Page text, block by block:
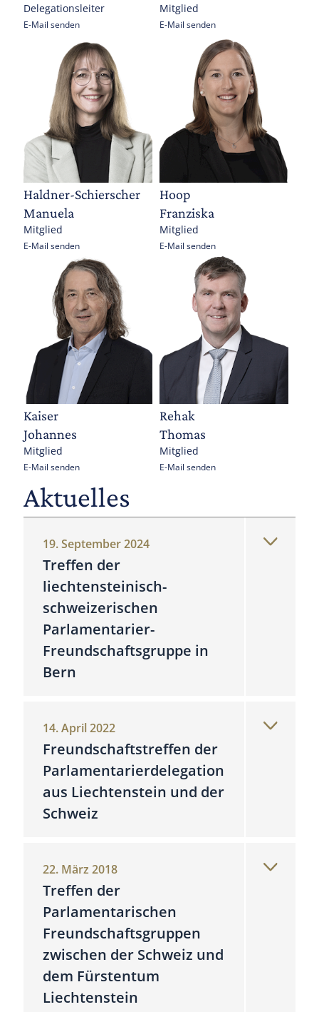
Delegationsleiter
E-Mail senden
Mitglied
E-Mail senden
Haldner-Schierscher
Manuela
Mitglied
E-Mail senden
Hoop
Franziska
Mitglied
E-Mail senden
Kaiser
Johannes
Mitglied
E-Mail senden
Rehak
Thomas
Mitglied
E-Mail senden
Aktuelles
19. September 2024
Treffen der
liechtensteinisch-
schweizerischen
Parlamentarier-
Freundschaftsgruppe in
Bern
14. April 2022
Freundschaftstreffen der
Parlamentarierdelegation
aus Liechtenstein und der
Schweiz
22. März 2018
Treffen der
Parlamentarischen
Freundschaftsgruppen
zwischen der Schweiz und
dem Fürstentum
Liechtenstein